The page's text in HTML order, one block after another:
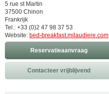
5 rue st Martin
37500 Chinon
Frankrijk
Tel.: +33 (0)2 47 98 37 53
Website: bed-breakfast.milaudiere.com
Reservatieaanvraag
Contacteer vrijblijvend